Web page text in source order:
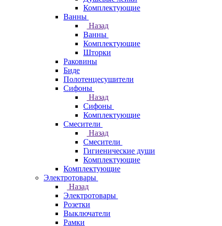
Комплектующие
Ванны
Назад
Ванны
Комплектующие
Шторки
Раковины
Биде
Полотенцесушители
Сифоны
Назад
Сифоны
Комплектующие
Смесители
Назад
Смесители
Гигиенические души
Комплектующие
Комплектующие
Электротовары
Назад
Электротовары
Розетки
Выключатели
Рамки